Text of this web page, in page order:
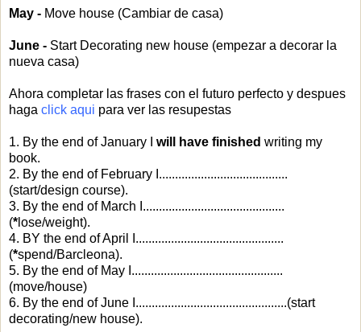
May - Move house (Cambiar de casa)
June - Start Decorating new house (empezar a decorar la
nueva casa)
Ahora completar las frases con el futuro perfecto y despues
hagaclick aqui para ver las resupestas
1. By the end of January Iwill have finished writing my
book.
2. By the end of February I........................................
(start/design course).
3. By the end of March I............................................
(* lose/weight).
4. BY the end of April I..............................................
(*spend/Barcleona).
5. By the end of May I...............................................
(move/house)
6. By the end of June I...............................................(start
decorating/new house).